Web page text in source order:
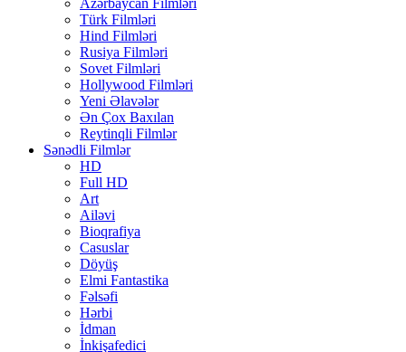
Azərbaycan Filmləri
Türk Filmləri
Hind Filmləri
Rusiya Filmləri
Sovet Filmləri
Hollywood Filmləri
Yeni Əlavələr
Ən Çox Baxılan
Reytinqli Filmlər
Sənədli Filmlər
HD
Full HD
Art
Ailəvi
Bioqrafiya
Casuslar
Döyüş
Elmi Fantastika
Fəlsəfi
Hərbi
İdman
İnkişafedici